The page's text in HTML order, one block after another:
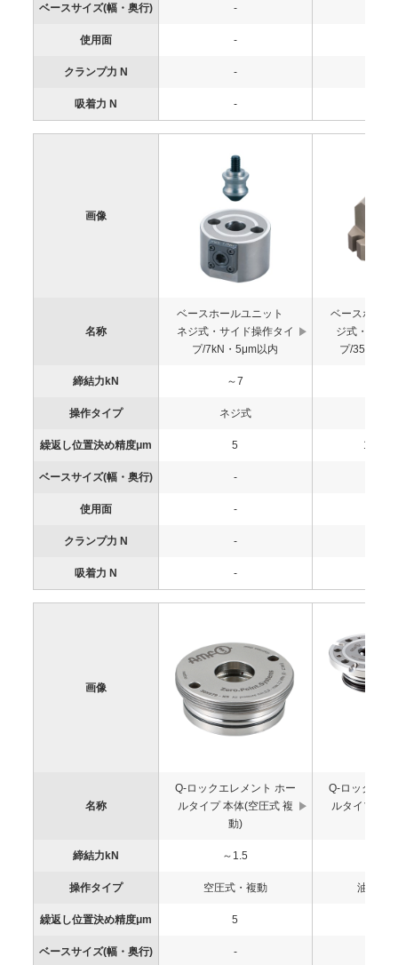
ベースサイズ(幅・奥行) -
使用面 -
クランプ力 N -
吸着力 N -
画像
名称
ベースホールユニット
ネジ式・サイド操作タイ
プ/7kN・5μm以内
ベースホール
ジ式・サイ
プ/35kN・
締結力kN ～7
操作タイプ ネジ式
繰返し位置決め精度μm 5 15(実
ベースサイズ(幅・奥行) -
使用面 -
クランプ力 N -
吸着力 N -
画像
名称
Q-ロックエレメント ホー
ルタイプ 本体(空圧式 複
動)
Q-ロックエレ
ルタイプ 本
締結力kN ～1.5
操作タイプ 空圧式・複動 油圧式
繰返し位置決め精度μm 5
ベースサイズ(幅・奥行) -